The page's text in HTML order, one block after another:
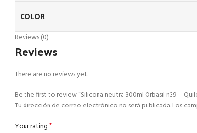
COLOR
Reviews (0)
Reviews
There are no reviews yet.
Be the first to review “Silicona neutra 300ml Orbasil n39 –
Tu dirección de correo electrónico no será publicada.Los
Your rating*